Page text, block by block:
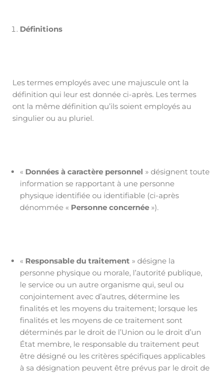
Définitions
Les termes employés avec une majuscule ont la
définition qui leur est donnée ci-après. Les termes
ont la même définition qu’ils soient employés au
singulier ou au pluriel.
« Données à caractère personnel » désignent toute
information se rapportant à une personne
physique identifiée ou identifiable (ci-après
dénommée « Personne concernée »).
« Responsable du traitement » désigne la
personne physique ou morale, l’autorité publique,
le service ou un autre organisme qui, seul ou
conjointement avec d’autres, détermine les
finalités et les moyens du traitement; lorsque les
finalités et les moyens de ce traitement sont
déterminés par le droit de l’Union ou le droit d’un
État membre, le responsable du traitement peut
être désigné ou les critères spécifiques applicables
à sa désignation peuvent être prévus par le droit de